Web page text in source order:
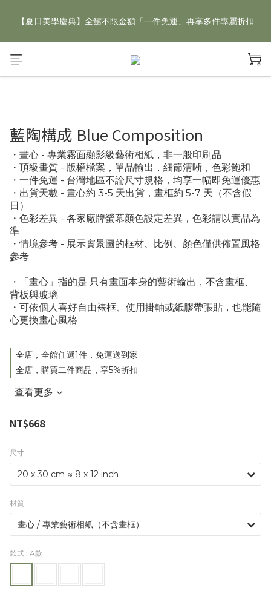
【夏日美學慶典】全館不限金額「一件免運」再享多件專屬折扣
新手好禮 🎁 加 LINE 好友，現領 新朋友專屬見面禮 優惠券！👉
藍陶構成 Blue Composition
・畫心 - 專業霧面顯影級藝術相紙，非一般印刷品
・頂級畫質 - 版權檔案，單品輸出，細節清晰，色彩飽和
・一件免運 - 台灣地區不論尺寸規格，均享一幅即免運優惠
・出貨天數 - 畫心約 3-5 天出貨，畫框約 5-7 天（不含假
日）
・色彩差異 - 各家廠牌螢幕顏色設定差異，色彩請以實品為
準
・情境參考 - 展示實景圖的框材、比例、顏色僅供佈置風格
參考
・「畫心」指的是 只有畫面本身的藝術輸出，不含畫框、
背板與玻璃
・可依個人喜好自由裱框、使用掛軸或紙膠帶張貼，也能隨
心更換畫心風格
全店，全館任選1件，免運送到家
全店，購買二件商品，享5%折扣
查看更多
NT$668
尺寸
材質
款式 : A款